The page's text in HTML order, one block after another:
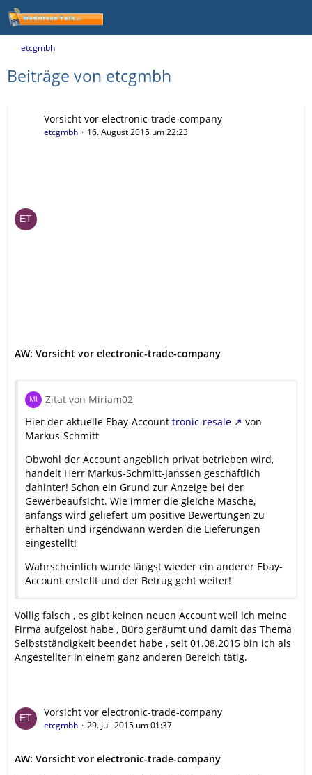
etcgmbh
Beiträge von etcgmbh
Vorsicht vor electronic-trade-company
etcgmbh 16. August 2015 um 22:23
AW: Vorsicht vor electronic-trade-company
Zitat von Miriam02
Hier der aktuelle Ebay-Account tronic-resale
von
Markus-Schmitt
Obwohl der Account angeblich privat betrieben wird,
handelt Herr Markus-Schmitt-Janssen geschäftlich
dahinter! Schon ein Grund zur Anzeige bei der
Gewerbeaufsicht. Wie immer die gleiche Masche,
anfangs wird geliefert um positive Bewertungen zu
erhalten und irgendwann werden die Lieferungen
eingestellt!
Wahrscheinlich wurde längst wieder ein anderer Ebay-
Account erstellt und der Betrug geht weiter!
Völlig falsch , es gibt keinen neuen Account weil ich meine
Firma aufgelöst habe , Büro geräumt und damit das Thema
Selbstständigkeit beendet habe , seit 01.08.2015 bin ich als
Angestellter in einem ganz anderen Bereich tätig.
Vorsicht vor electronic-trade-company
etcgmbh 29. Juli 2015 um 01:37
AW: Vorsicht vor electronic-trade-company